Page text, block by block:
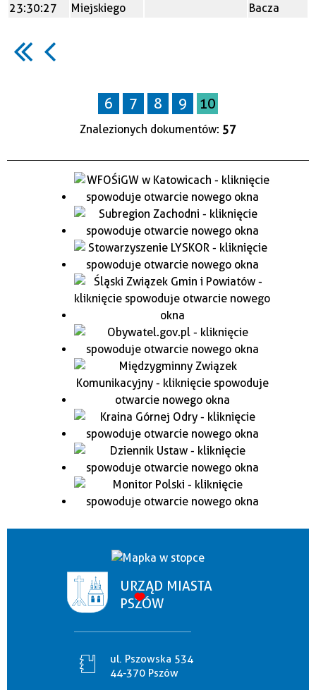
23:30:27
Miejskiego
Bacza
6 7 8 9 10
Znalezionych dokumentów: 57
URZĄD MIASTA
PSZÓW
ul. Pszowska 534
44-370 Pszów